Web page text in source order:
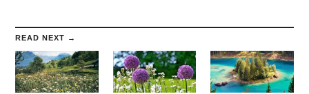
READ NEXT →